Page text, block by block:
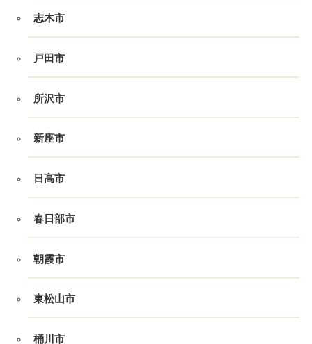
志木市
戸田市
所沢市
新座市
日高市
春日部市
朝霞市
東松山市
桶川市